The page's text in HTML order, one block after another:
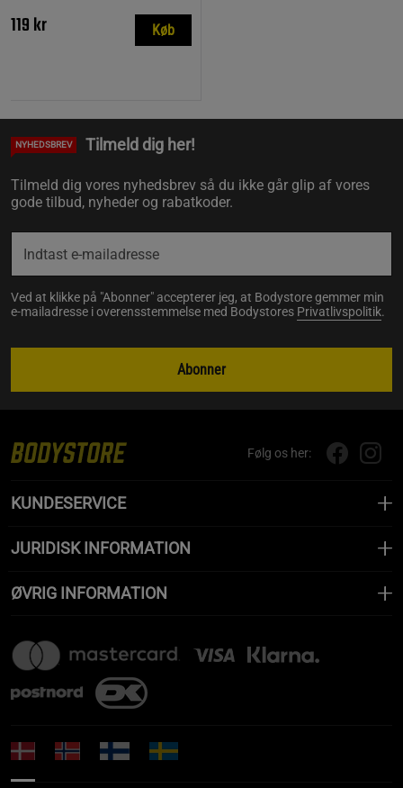
119 kr Køb
NYHEDSBREV Tilmeld dig her!
Tilmeld dig vores nyhedsbrev så du ikke går glip af vores
gode tilbud, nyheder og rabatkoder.
Ved at klikke på "Abonner" accepterer jeg, at Bodystore gemmer min
e-mailadresse i overensstemmelse med Bodystores Privatlivspolitik.
Abonner
Følg os her:
KUNDESERVICE
JURIDISK INFORMATION
ØVRIG INFORMATION